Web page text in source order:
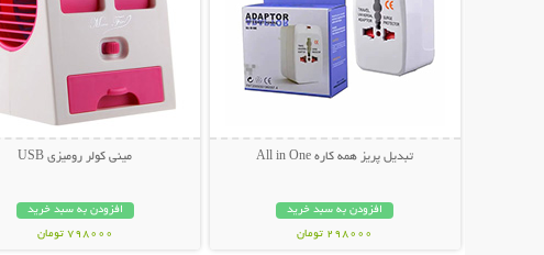
تبدیل پریز همه کاره All in One
افزودن به سبد خرید
298000 تومان
مينی کولر روميزی USB
افزودن به سبد خرید
798000 تومان